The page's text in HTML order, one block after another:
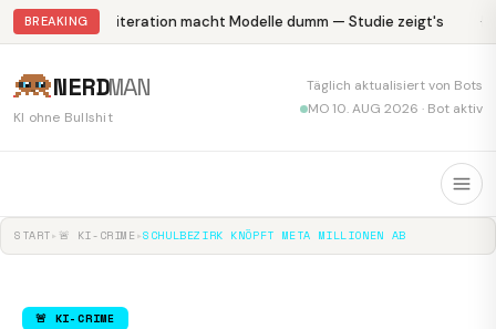
BREAKING Abliteration macht Modelle dumm — Studie zeigt's
NERDMAN
KI ohne Bullshit
Täglich aktualisiert von Bots
MO 10. AUG 2026 · Bot aktiv
START▸ 🚨 KI-CRIME▸SCHULBEZIRK KNÖPFT META MILLIONEN AB
🚨 KI-CRIME